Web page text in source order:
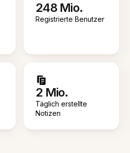
248 Mio.
Registrierte Benutzer
2 Mio.
Täglich erstellte
Notizen